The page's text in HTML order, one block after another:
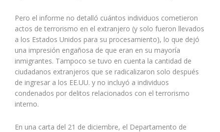
Pero el informe no detalló cuántos individuos cometieron
actos de terrorismo en el extranjero (y solo fueron llevados
a los Estados Unidos para su procesamiento), lo que dejó
una impresión engañosa de que eran en su mayoría
inmigrantes. Tampoco se tuvo en cuenta la cantidad de
ciudadanos extranjeros que se radicalizaron solo después
de ingresar a los EE.UU. y no incluyó a individuos
condenados por delitos relacionados con el terrorismo
interno.
En una carta del 21 de diciembre, el Departamento de